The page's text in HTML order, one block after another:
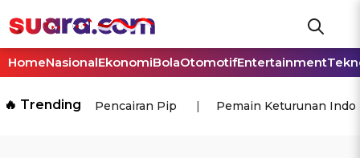
HomeNasionalEkonomiBolaOtomotifEntertainment
🔥 Trending Pencairan Pip Pemain Keturunan